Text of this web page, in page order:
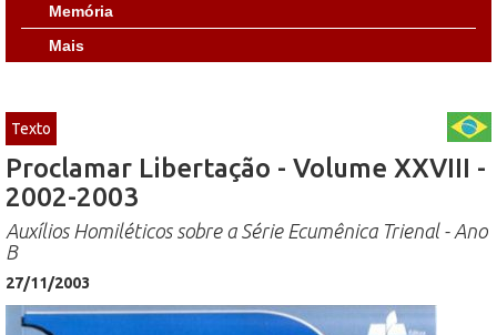
Memória
Mais
Texto
Proclamar Libertação - Volume XXVIII -
2002-2003
Auxílios Homiléticos sobre a Série Ecumênica Trienal - Ano
B
27/11/2003